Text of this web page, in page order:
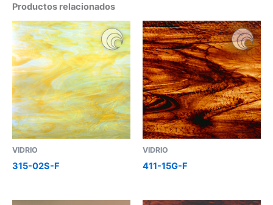
Productos relacionados
VIDRIO
315-02S-F
VIDRIO
411-15G-F